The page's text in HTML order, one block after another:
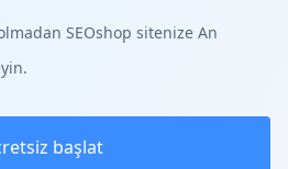
SEOshop sitenize An
başlat